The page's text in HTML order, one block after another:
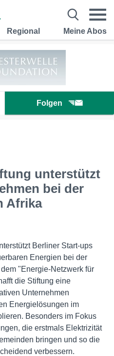
Regional Meine Abos
Folgen
unterstützt
bei der
Afrika
Berliner Start-ups
Energien bei der
"Energie-Netzwerk für
die Stiftung eine
Unternehmen
Energielösungen im
Besonders im Fokus
die erstmals Elektrizität
bringen und so die
verbessern.